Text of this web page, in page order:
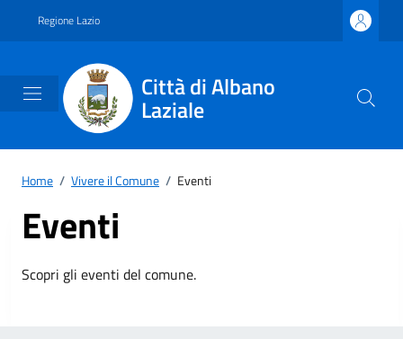
Regione Lazio
Città di Albano
Laziale
Home / Vivere il Comune / Eventi
Eventi
Scopri gli eventi del comune.